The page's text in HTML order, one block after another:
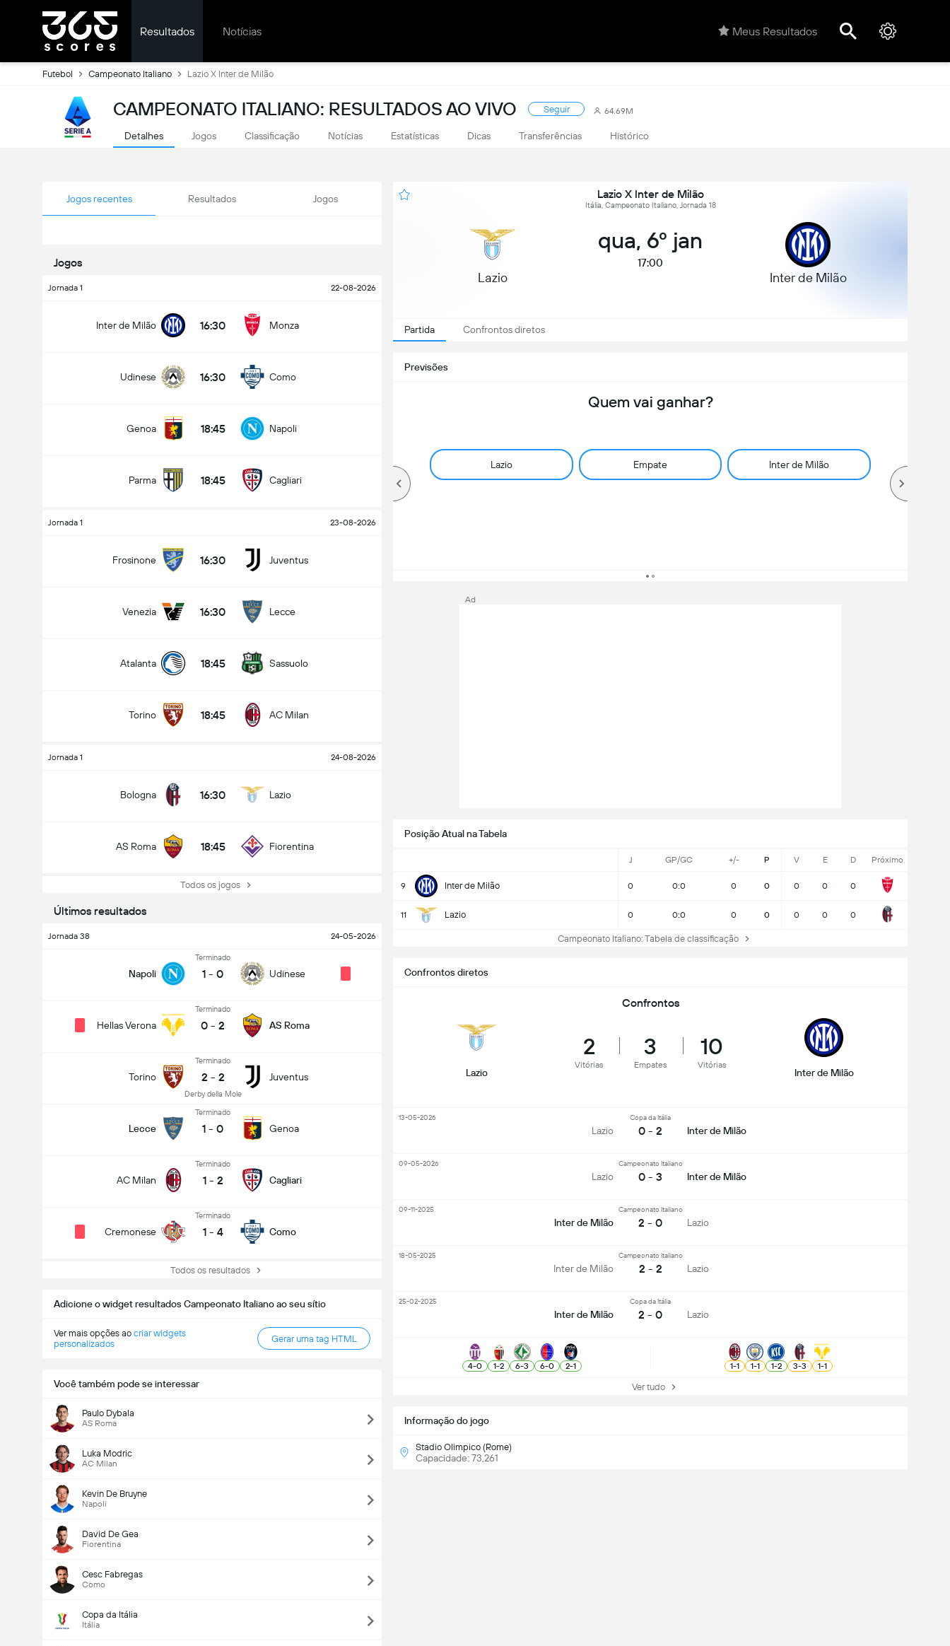
Resultados Notícias Meus Resultados
Futebol Campeonato Italiano Lazio X Inter de Milão
CAMPEONATO ITALIANO: RESULTADOS AO VIVO Seguir 64.69M
Detalhes Jogos Classificação Notícias Estatísticas Dicas Transferências Histórico
Jogos recentes Resultados Jogos
Jogos
Jornada 1 22-08-2026
Inter de Milão 16:30 Monza
Udinese 16:30 Como
Genoa 18:45 Napoli
Parma 18:45 Cagliari
Jornada 1 23-08-2026
Frosinone 16:30 Juventus
Venezia 16:30 Lecce
Atalanta 18:45 Sassuolo
Torino 18:45 AC Milan
Jornada 1 24-08-2026
Bologna 16:30 Lazio
AS Roma 18:45 Fiorentina
Todos os jogos
Últimos resultados
Jornada 38 24-05-2026
Napoli
Terminado
1 - 0 Udinese
Hellas Verona
Terminado
0 - 2 AS Roma
Torino
Terminado
2 - 2
Derby della Mole
Juventus
Lecce
Terminado
1 - 0 Genoa
AC Milan
Terminado
1 - 2 Cagliari
Cremonese
Terminado
1 - 4 Como
Todos os resultados
Adicione o widget resultados Campeonato Italiano ao seu sítio
Ver mais opções ao criar widgets
personalizados
Gerar uma tag HTML
Você também pode se interessar
Paulo Dybala
AS Roma
Luka Modric
AC Milan
Kevin De Bruyne
Napoli
David De Gea
Fiorentina
Cesc Fabregas
Como
Copa da Itália
Itália
Lazio X Inter de Milão
Itália, Campeonato Italiano, Jornada 18
Lazio
qua, 6º jan
17:00
Inter de Milão
Partida Confrontos diretos
Previsões
Quem vai ganhar?
Lazio Empate Inter de Milão
Posição Atual na Tabela
J GP/GC +/- P V E D Próximo
9 Inter de Milão 0 0:0 0 0 0 0 0
11 Lazio 0 0:0 0 0 0 0 0
Campeonato Italiano: Tabela de classificação
Informação do jogo
Stadio Olimpico (Rome)
Capacidade: 73,261
Confrontos diretos
Confrontos
Lazio
2
Vitórias
3
Empates
10
Vitórias
Inter de Milão
Lazio
Copa da Itália
0 - 2 Inter de Milão
13-05-2026
Lazio
Campeonato Italiano
0 - 3 Inter de Milão
09-05-2026
Inter de Milão
Campeonato Italiano
2 - 0 Lazio
09-11-2025
Inter de Milão
Campeonato Italiano
2 - 2 Lazio
18-05-2025
Inter de Milão
Copa da Itália
2 - 0 Lazio
25-02-2025
4-0 1-2 6-3 6-0 2-1 1-1 1-1 1-2 3-3 1-1
Ver tudo
Ad